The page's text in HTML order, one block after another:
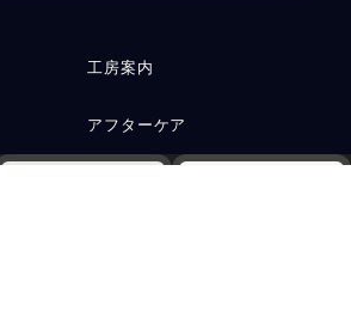
工房案内
アフターケア